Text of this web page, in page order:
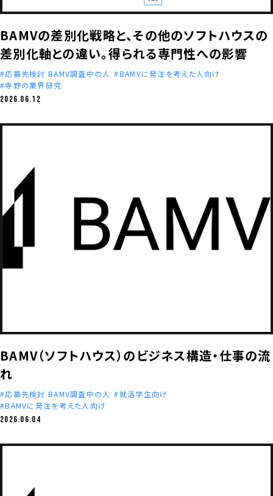
COMPANY
会社概要
お問い合わせ
コーポレートサイト
BAMVの差別化戦略と、その他のソフトハウスの
差別化軸との違い。得られる専門性への影響
応募先検討 BAMV調査中の人
BAMVに発注を考えた人向け
寺野の業界研究
2026.06.12
BAMV（ソフトハウス）のビジネス構造・仕事の流
れ
応募先検討 BAMV調査中の人
就活学生向け
BAMVに発注を考えた人向け
2026.06.04